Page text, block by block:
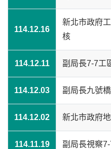
114.12.16
新北市政府
核
114.12.11 副局長7-7工
114.12.03 副局長九號
114.12.02 新北市政府
114.11.19 副局長視察